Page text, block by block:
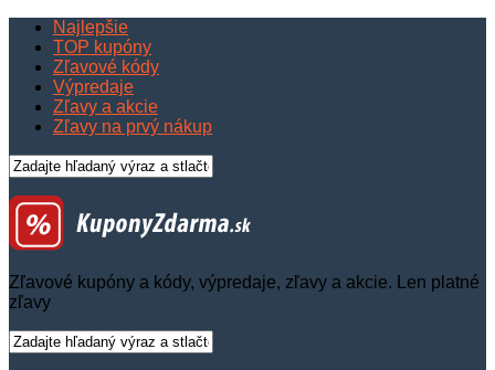
Najlepšie
TOP kupóny
Zľavové kódy
Výpredaje
Zľavy a akcie
Zľavy na prvý nákup
Zľavové kupóny a kódy, výpredaje, zľavy a akcie. Len platné
zľavy